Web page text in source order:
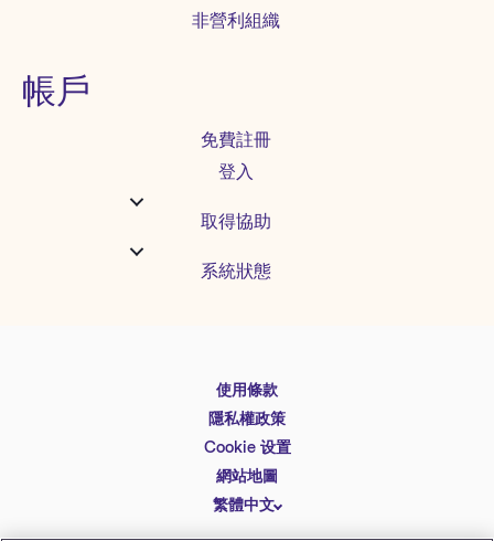
非營利組織
帳戶
免費註冊
登入
取得協助
系統狀態
使用條款
隱私權政策
Cookie 设置
網站地圖
繁體中文
English
Español
Deutsch
简体中文